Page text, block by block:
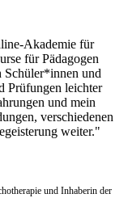
Schüler*innen und
Prüfungen leichter
und mein
verschiedenen
weiter."
und Inhaberin der